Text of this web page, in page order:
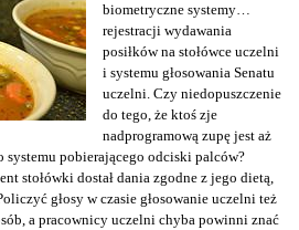
biometryczne systemy…
rejestracji wydawania
posiłków na stołówce uczelni
i systemu głosowania Senatu
uczelni. Czy niedopuszczenie
do tego, że ktoś zje
nadprogramową zupę jest aż
systemu pobierającego odciski palców?
stołówki dostał dania zgodne z jego dietą,
głosy w czasie głosowanie uczelni też
a pracownicy uczelni chyba powinni znać